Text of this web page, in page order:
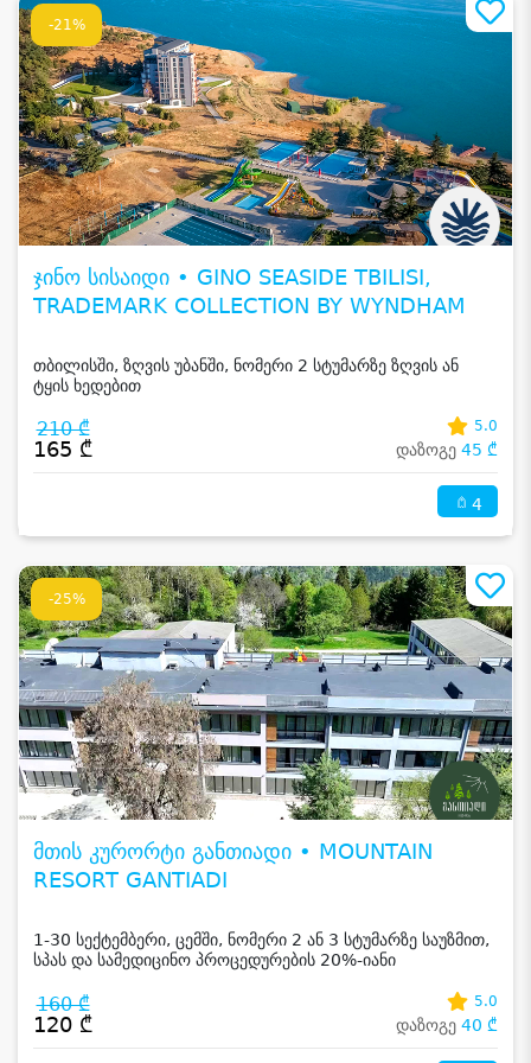
-21%
ჯინო სისაიდი • GINO SEASIDE TBILISI,
TRADEMARK COLLECTION BY WYNDHAM
თბილისში, ზღვის უბანში, ნომერი 2 სტუმარზე ზღვის ან
ტყის ხედებით
210 ₾
165 ₾
5.0
დაზოგე 45 ₾
4
-25%
მთის კურორტი განთიადი • MOUNTAIN
RESORT GANTIADI
1-30 სექტემბერი, ცემში, ნომერი 2 ან 3 სტუმარზე საუზმით,
სპას და სამედიცინო პროცედურების 20%-იანი
160 ₾
120 ₾
5.0
დაზოგე 40 ₾